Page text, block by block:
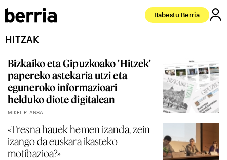
Babestu Berria
HITZAK
Bizkaiko eta Gipuzkoako 'Hitzek'
papereko astekaria utzi eta
eguneroko informazioari
helduko diote digitalean
MIKEL P. ANSA
«Tresna hauek hemen izanda, zein
izango da euskara ikasteko
motibazioa?»